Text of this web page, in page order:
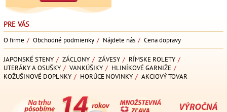
PRE VÁS
O firme / Obchodné podmienky / Nájdete nás / Cena dopravy
JAPONSKÉ STENY / ZÁCLONY / ZÁVESY / RÍMSKE ROLETY /
UTERÁKY A OSUŠKY / VANKÚŠIKY / HLINÍKOVÉ GARNIŽE /
KOŽUŠINOVÉ DOPLNKY / HORÚCE NOVINKY / AKCIOVÝ TOVAR